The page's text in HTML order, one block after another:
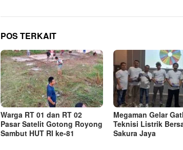
POS TERKAIT
Warga RT 01 dan RT 02
Pasar Satelit Gotong Royong
Sambut HUT RI ke-81
Megaman Gelar
Teknisi Listrik
Sakura Jaya